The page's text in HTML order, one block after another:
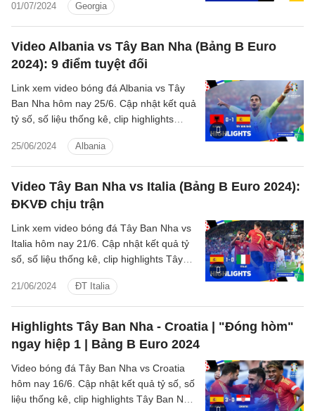
01/07/2024 Georgia
Video Albania vs Tây Ban Nha (Bảng B Euro
2024): 9 điểm tuyệt đối
25/06/2024 Albania
Link xem video bóng đá Albania vs Tây
Ban Nha hôm nay 25/6. Cập nhật kết quả
tỷ số, số liệu thống kê, clip highlights
2024.
Video Tây Ban Nha vs Italia (Bảng B Euro 2024):
ĐKVĐ chịu trận
21/06/2024 ĐT Italia
Link xem video bóng đá Tây Ban Nha vs
Italia hôm nay 21/6. Cập nhật kết quả tỷ
số, số liệu thống kê, clip highlights Tây
Highlights Tây Ban Nha - Croatia | "Đóng hòm"
ngay hiệp 1 | Bảng B Euro 2024
Video bóng đá Tây Ban Nha vs Croatia
hôm nay 16/6. Cập nhật kết quả tỷ số, số
liệu thống kê, clip highlights Tây Ban Nha